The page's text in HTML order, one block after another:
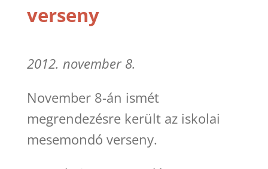
verseny
2012. november 8.
November 8-án ismét
megrendezésre került az iskolai
mesemondó verseny.